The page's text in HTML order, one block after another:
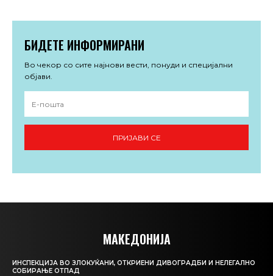
БИДЕТЕ ИНФОРМИРАНИ
Во чекор со сите најнови вести, понуди и специјални
објави.
ПРИЈАВИ СЕ
МАКЕДОНИЈА
ИНСПЕКЦИЈА ВО ЗЛОКУЌАНИ, ОТКРИЕНИ ДИВОГРАДБИ И НЕЛЕГАЛНО
СОБИРАЊЕ ОТПАД